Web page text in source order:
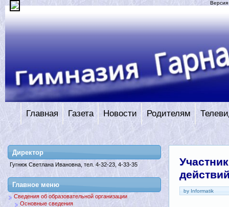
Версия
Главная Газета Новости Родителям
by Informatik
Директор
Гугнюк Светлана Ивановна, тел. 4-32-23, 4-33-35
Главное меню
Сведения об образовательной организации
Основные сведения